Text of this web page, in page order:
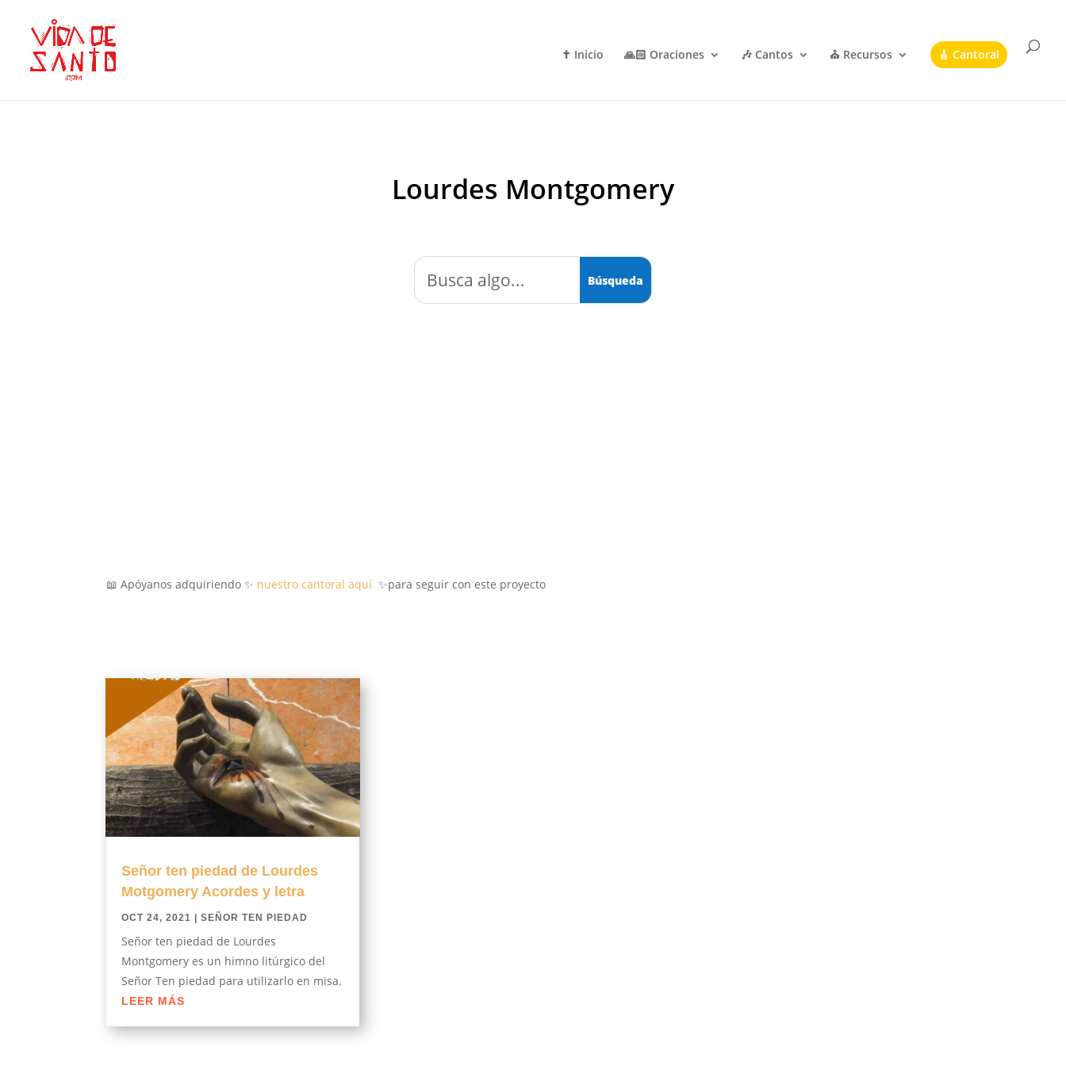
✝️ Inicio 🙏🏻 Oraciones 🎶 Cantos ⛪ Recursos 🎸 Cantoral
Lourdes Montgomery
📖 Apóyanos adquiriendo ✨ nuestro cantoral aquí ✨para seguir con este proyecto
Señor ten piedad de Lourdes
Motgomery Acordes y letra
OCT 24, 2021 |SEÑOR TEN PIEDAD
Señor ten piedad de Lourdes
Montgomery es un himno litúrgico del
Señor Ten piedad para utilizarlo en misa.
LEER MÁS